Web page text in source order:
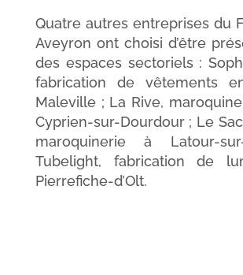
Quatre autres entreprises du
Aveyron ont choisi d’être
des espaces sectoriels :
fabrication de vêtements
Maleville ; La Rive,
Cyprien-sur-Dourdour ; Le
maroquinerie à Latour-
Tubelight, fabrication de
Pierrefiche-d’Olt.